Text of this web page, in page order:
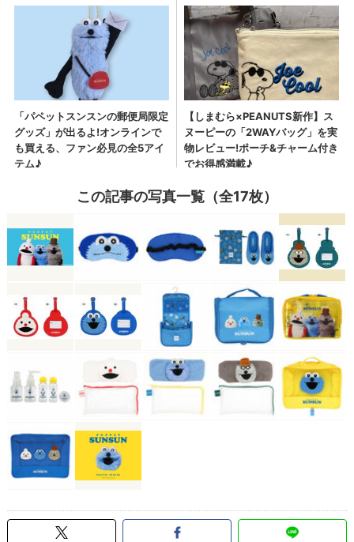
この記事の写真一覧（全17枚）